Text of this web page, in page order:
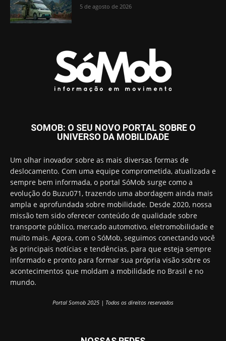
5 de agosto de 2026
SOMOB: O SEU NOVO PORTAL SOBRE O
UNIVERSO DA MOBILIDADE
Um olhar inovador sobre as mais diversas formas de
deslocamento. Com uma equipe comprometida, atualizada e
sempre bem informada, o portal SóMob surge como a
evolução do Buzu071, trazendo uma abordagem ainda mais
ampla e aprofundada sobre mobilidade. Desde 2020, nossa
missão tem sido oferecer conteúdo de qualidade sobre
transporte público, mercado automotivo, eletromobilidade e
muito mais. Agora, com o SóMob, seguimos conectando você
às principais notícias e tendências, para que esteja sempre
informado e pronto para formar sua própria visão sobre os
acontecimentos que moldam a mobilidade no Brasil e no
mundo.
Portal Somob 2025 | Todos os direitos reservados